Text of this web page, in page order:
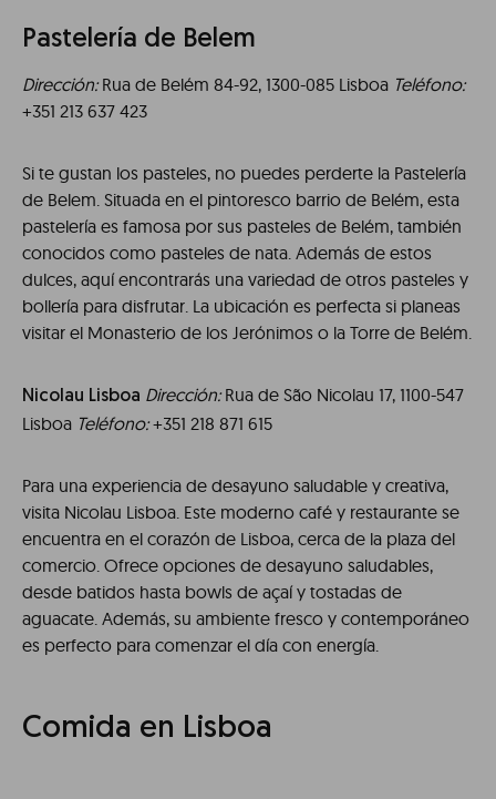
Pastelería de Belem
Dirección:Rua de Belém 84-92, 1300-085 Lisboa Teléfono:
+351 213 637 423
Si te gustan los pasteles, no puedes perderte la Pastelería
de Belem. Situada en el pintoresco barrio de Belém, esta
pastelería es famosa por sus pasteles de Belém, también
conocidos como pasteles de nata. Además de estos
dulces, aquí encontrarás una variedad de otros pasteles y
bollería para disfrutar. La ubicación es perfecta si planeas
visitar el Monasterio de los Jerónimos o la Torre de Belém.
Nicolau Lisboa Dirección:Rua de São Nicolau 17, 1100-547
Lisboa Teléfono:+351 218 871 615
Para una experiencia de desayuno saludable y creativa,
visita Nicolau Lisboa. Este moderno café y restaurante se
encuentra en el corazón de Lisboa, cerca de la plaza del
comercio. Ofrece opciones de desayuno saludables,
desde batidos hasta bowls de açaí y tostadas de
aguacate. Además, su ambiente fresco y contemporáneo
es perfecto para comenzar el día con energía.
Comida en Lisboa